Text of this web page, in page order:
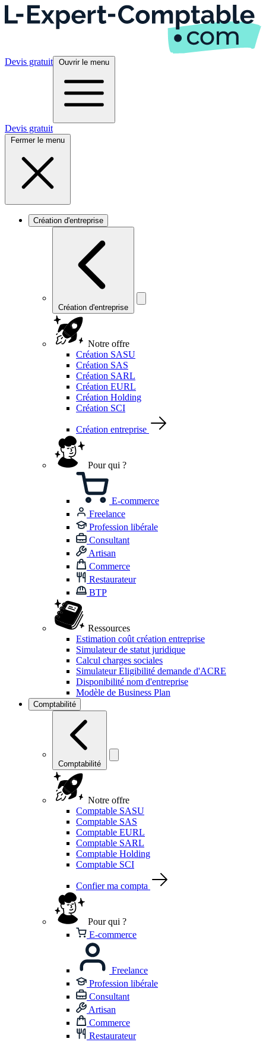
Devis gratuit Ouvrir le menu
Devis gratuit
Fermer le menu
Création d'entreprise
Création d'entreprise
Notre offre
Création SASU
Création SAS
Création SARL
Création EURL
Création Holding
Création SCI
Création entreprise
Pour qui ?
E-commerce
Freelance
Profession libérale
Consultant
Artisan
Commerce
Restaurateur
BTP
Ressources
Estimation coût création entreprise
Simulateur de statut juridique
Calcul charges sociales
Simulateur Eligibilité demande d'ACRE
Disponibilité nom d'entreprise
Modèle de Business Plan
Comptabilité
Comptabilité
Notre offre
Comptable SASU
Comptable SAS
Comptable EURL
Comptable SARL
Comptable Holding
Comptable SCI
Confier ma compta
Pour qui ?
E-commerce
Freelance
Profession libérale
Consultant
Artisan
Commerce
Restaurateur